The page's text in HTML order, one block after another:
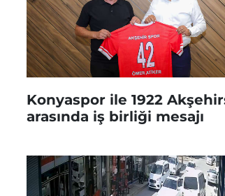
Konyaspor ile 1922
arasında iş birliği mesajı